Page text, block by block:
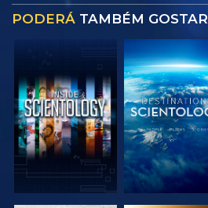
PODERÁ TAMBÉM GOSTAR